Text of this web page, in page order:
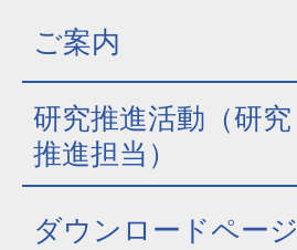
ご案内
研究推進活動（研究
推進担当）
ダウンロードページ